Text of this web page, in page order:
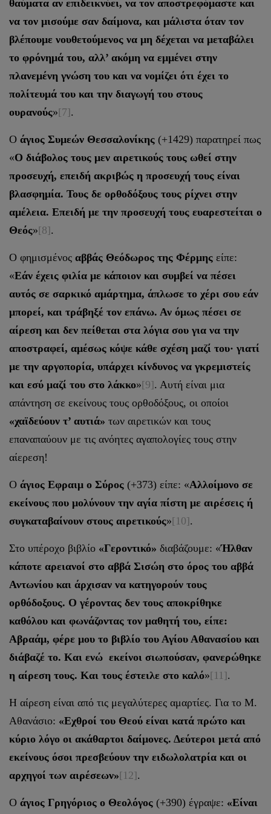
θαύματα αν επιδεικνύει, να τον αποστρεφόμαστε και
να τον μισούμε σαν δαίμονα, και μάλιστα όταν τον
βλέπουμε νουθετούμενος να μη δέχεται να μεταβάλει
το φρόνημά του, αλλ’ ακόμη να εμμένει στην
πλανεμένη γνώση του και να νομίζει ότι έχει το
πολίτευμά του και την διαγωγή του στους
ουρανούς»[7].
Ο άγιος Συμεών Θεσσαλονίκης (+1429) παρατηρεί πως
«Ο διάβολος τους μεν αιρετικούς τους ωθεί στην
προσευχή, επειδή ακριβώς η προσευχή τους είναι
βλασφημία. Τους δε ορθοδόξους τους ρίχνει στην
αμέλεια. Επειδή με την προσευχή τους ευαρεστείται ο
Θεός»[8].
Ο φημισμένος αββάς Θεόδωρος της Φέρμης είπε:
«Εάν έχεις φιλία με κάποιον και συμβεί να πέσει
αυτός σε σαρκικό αμάρτημα, άπλωσε το χέρι σου εάν
μπορεί, και τράβηξέ τον επάνω. Αν όμως πέσει σε
αίρεση και δεν πείθεται στα λόγια σου για να την
αποστραφεί, αμέσως κόψε κάθε σχέση μαζί του· γιατί
με την αργοπορία, υπάρχει κίνδυνος να γκρεμιστείς
και εσύ μαζί του στο λάκκο»[9]. Αυτή είναι μια
απάντηση σε εκείνους τους ορθοδόξους, οι οποίοι
«χαϊδεύουν τ’ αυτιά» των αιρετικών και τους
επαναπαύουν με τις ανόητες αγαπολογίες τους στην
αίερεση!
Ο άγιος Εφραιμ ο Σύρος (+373) είπε: «Αλλοίμονο σε
εκείνους που μολύνουν την αγία πίστη με αιρέσεις ή
συγκαταβαίνουν στους αιρετικούς»[10].
Στο υπέροχο βιβλίο «Γεροντικό» διαβάζουμε: «Ήλθαν
κάποτε αρειανοί στο αββά Σισώη στο όρος του αββά
Αντωνίου και άρχισαν να κατηγορούν τους
ορθόδοξους. Ο γέροντας δεν τους αποκρίθηκε
καθόλου και φωνάζοντας τον μαθητή του, είπε:
Αβραάμ, φέρε μου το βιβλίο του Αγίου Αθανασίου και
διάβαζέ το. Και ενώ εκείνοι σιωπούσαν, φανερώθηκε
η αίρεση τους. Και τους έστειλε στο καλό»[11].
Η αίρεση είναι από τις μεγαλύτερες αμαρτίες. Για το Μ.
Αθανάσιο: «Εχθροί του Θεού είναι κατά πρώτο και
κύριο λόγο οι ακάθαρτοι δαίμονες. Δεύτεροι μετά από
εκείνους όσοι πρεσβεύουν την ειδωλολατρία και οι
αρχηγοί των αιρέσεων»[12].
Ο άγιος Γρηγόριος ο Θεολόγος (+390) έγραψε: «Είναι